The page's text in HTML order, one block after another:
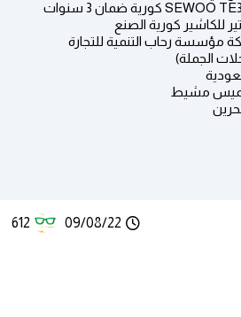
للكاشير كورية الصنع
مؤسسة رحاب التنمية للتجارة
الجملة)
مشيط
09/08/22
612